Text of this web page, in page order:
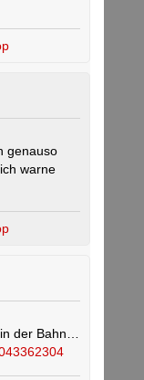
genauso
warne
der Bahn…